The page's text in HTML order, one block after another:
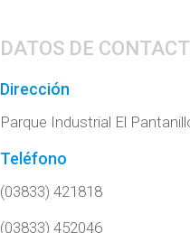
DATOS DE
Dirección
Parque Industrial El
Teléfono
(03833) 421818
(03833) 452046